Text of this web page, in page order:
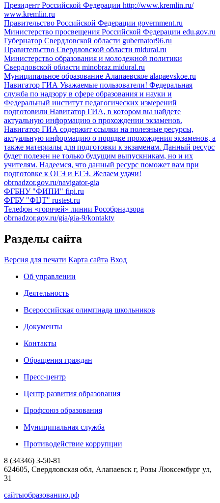
Президент Российской Федерации http://www.kremlin.ru/
www.kremlin.ru
Правительство Российской Федерации government.ru
Министерство просвещения Российской Федерации edu.gov.ru
Губернатор Свердловской области gubernator96.ru
Правительство Свердловской области midural.ru
Министерство образования и молодежной политики
Свердловской области minobraz.midural.ru
Муниципальное образование Алапаевское alapaevskoe.ru
Навигатор ГИА Уважаемые пользователи! Федеральная
служба по надзору в сфере образования и науки и
Федеральный институт педагогических измерений
подготовили Навигатор ГИА, в котором вы найдете
актуальную информацию о прохождении экзаменов.
Навигатор ГИА содержит ссылки на полезные ресурсы,
актуальную информацию о порядке прохождения экзаменов, а
также материалы для подготовки к экзаменам. Данный ресурс
будет полезен не только будущим выпускникам, но и их
учителям. Надеемся, что данный ресурс поможет вам при
подготовке к ОГЭ и ЕГЭ. Желаем удачи!
obrnadzor.gov.ru/navigator-gia
ФГБНУ "ФИПИ" fipi.ru
ФГБУ "ФЦТ" rustest.ru
Телефон «горячей» линии Рособрнадзора
obrnadzor.gov.ru/gia/gia-9/kontakty
Разделы сайта
Версия для печати Карта сайта Вход
Об управлении
Деятельность
Всероссийская олимпиада школьников
Документы
Контакты
Обращения граждан
Пресс-центр
Центр развития образования
Профсоюз образования
Муниципальная служба
Противодействие коррупции
8 (34346) 3-50-81
624605, Свердловская обл, Алапаевск г, Розы Люксембург ул,
31
сайтыобразованию.рф